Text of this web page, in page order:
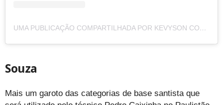
UMA PUBLICAÇÃO COMPARTILHADA POR KEVYSON COSTA (@KEVYSONCOSTA)
Souza
Mais um garoto das categorias de base santista que